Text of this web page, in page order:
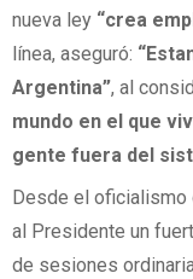
nueva ley “crea
línea, aseguró:
Argentina”, al
mundo en el que
gente fuera del
Desde el oficialismo
al Presidente un
de sesiones